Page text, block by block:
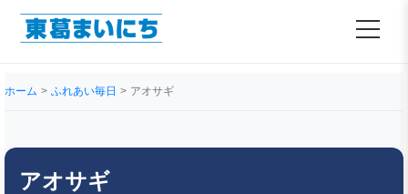
ホーム ふれあい毎日 アオサギ
アオサギ